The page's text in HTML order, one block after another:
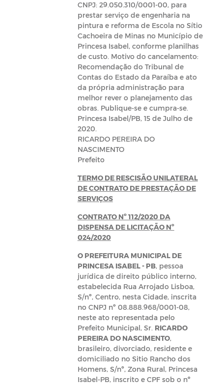
CNPJ: 29.050.310/0001-00, para
prestar serviço de engenharia na
pintura e reforma de Escola no Sítio
Cachoeira de Minas no Município de
Princesa Isabel, conforme planilhas
de custo. Motivo do cancelamento:
Recomendação do Tribunal de
Contas do Estado da Paraíba e ato
da própria administração para
melhor rever o planejamento das
obras. Publique-se e cumpra-se.
Princesa Isabel/PB, 15 de Julho de
2020.
RICARDO PEREIRA DO
NASCIMENTO
Prefeito
TERMO DE RESCISÃO UNILATERAL
DE CONTRATO DE PRESTAÇÃO DE
SERVIÇOS
CONTRATO Nº 112/2020 DA
DISPENSA DE LICITAÇÃO Nº
024/2020
O PREFEITURA MUNICIPAL DE
PRINCESA ISABEL - PB, pessoa
jurídica de direito público interno,
estabelecida Rua Arrojado Lisboa,
S/nº, Centro, nesta Cidade, inscrita
no CNPJ nº 08.888.968/0001-08,
neste ato representada pelo
Prefeito Municipal, Sr. RICARDO
PEREIRA DO NASCIMENTO,
brasileiro, divorciado, residente e
domiciliado no Sitio Rancho dos
Homens, S/nº, Zona Rural, Princesa
Isabel-PB, inscrito e CPF sob o nº